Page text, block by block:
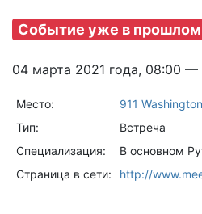
Событие уже в прошлом
04 марта 2021 года, 08:00 —
Место:
911
Тип:
Встреча
Специализация:
В основном
Страница в сети:
http://